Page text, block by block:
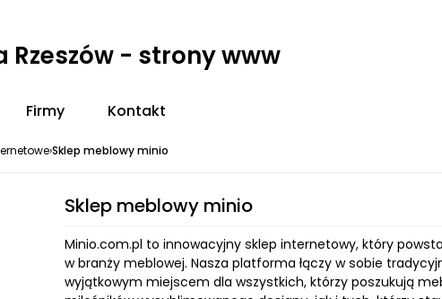
Rzeszów - strony www
Firmy Kontakt
›Sklep meblowy minio
Sklep meblowy minio
Minio.com.pl to innowacyjny sklep internetowy, który
w branży meblowej. Nasza platforma łączy w sobie
wyjątkowym miejscem dla wszystkich, którzy poszukują